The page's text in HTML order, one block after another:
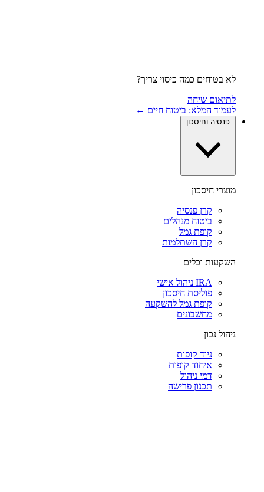
לא בטוחים כמה כיסוי צריך?
לתיאום שיחה
לעמוד המלא: ביטוח חיים ←
פנסיה וחיסכון
מוצרי חיסכון
קרן פנסיה
ביטוח מנהלים
קופת גמל
קרן השתלמות
השקעות וכלים
IRA ניהול אישי
פוליסת חיסכון
קופת גמל להשקעה
מחשבונים
ניהול נכון
ניוד קופות
איחוד קופות
דמי ניהול
תכנון פרישה